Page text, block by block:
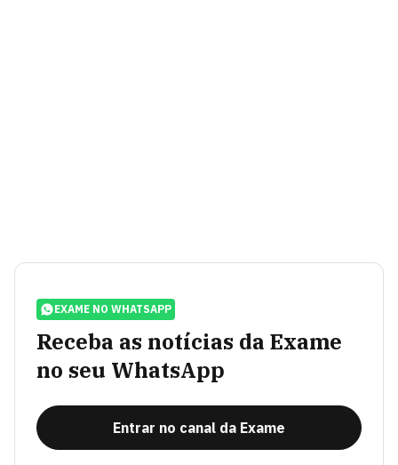
EXAME NO WHATSAPP
Receba as notícias da Exame
no seu WhatsApp
Entrar no canal da Exame